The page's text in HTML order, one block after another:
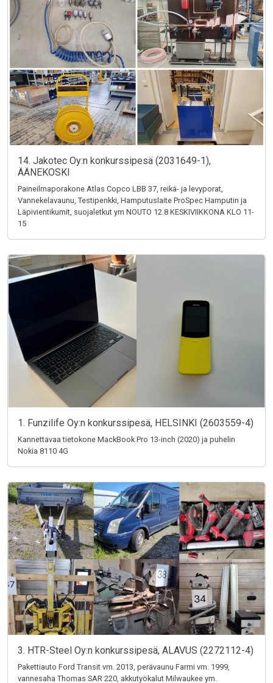
14. Jakotec Oy:n konkurssipesä (2031649-1),
ÄÄNEKOSKI
Paineilmaporakone Atlas Copco LBB 37, reikä- ja levyporat,
Vannekelavaunu, Testipenkki, Hamputuslaite ProSpec Hamputin ja
Läpivientikumit, suojaletkut ym NOUTO 12.8 KESKIVIIKKONA KLO 11-
15
1. Funzilife Oy:n konkurssipesä, HELSINKI (2603559-4)
Kannettavaa tietokone MackBook Pro 13-inch (2020) ja puhelin
Nokia 8110 4G
3. HTR-Steel Oy:n konkurssipesä, ALAVUS (2272112-4)
Pakettiauto Ford Transit vm. 2013, perävaunu Farmi vm. 1999,
vannesaha Thomas SAR 220, akkutyökalut Milwaukee ym.